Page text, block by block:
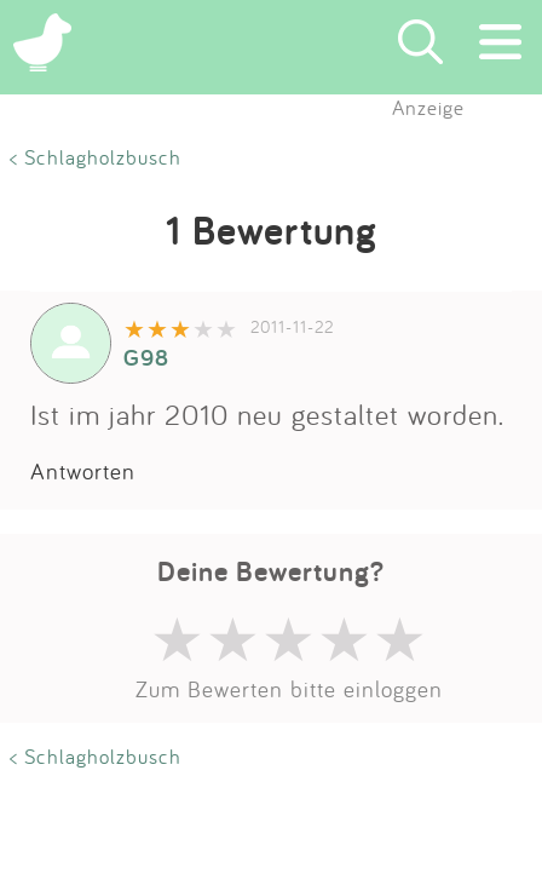
Eintragen
Partner
Anmelden
Anzeige
< Schlagholzbusch
1 Bewertung
2011-11-22
G98
Ist im jahr 2010 neu gestaltet worden.
Antworten
Deine Bewertung?
Zum Bewerten bitte einloggen
< Schlagholzbusch